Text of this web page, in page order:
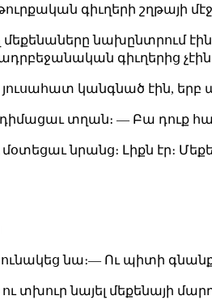
գիւղերի շղթայի
նախընտրում էին
գիւղերից չէին
կանգնած էին, երբ
տղան։ — Բա դուք
նրանց։ Լիքն էր։
նա։— Ու պիտի
տխուր նայել մեքենայի